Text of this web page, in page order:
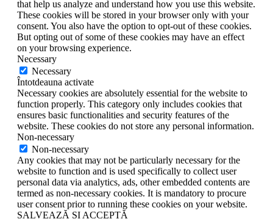
that help us analyze and understand how you use this website.
These cookies will be stored in your browser only with your
consent. You also have the option to opt-out of these cookies.
But opting out of some of these cookies may have an effect
on your browsing experience.
Necessary
Necessary
Întotdeauna activate
Necessary cookies are absolutely essential for the website to
function properly. This category only includes cookies that
ensures basic functionalities and security features of the
website. These cookies do not store any personal information.
Non-necessary
Non-necessary
Any cookies that may not be particularly necessary for the
website to function and is used specifically to collect user
personal data via analytics, ads, other embedded contents are
termed as non-necessary cookies. It is mandatory to procure
user consent prior to running these cookies on your website.
SALVEAZĂ ȘI ACCEPTĂ